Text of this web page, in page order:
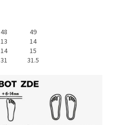
48
49
13
14
14
15
31 31.5